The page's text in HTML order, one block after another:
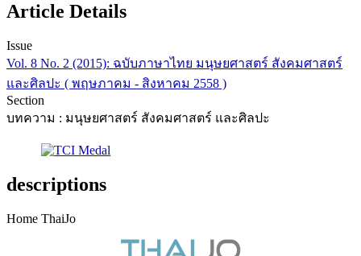
Article Details
Issue
Vol. 8 No. 2 (2015): ฉบับภาษาไทย มนุษยศาสตร์ สังคมศาสตร์
และศิลปะ ( พฤษภาคม - สิงหาคม 2558 )
Section
บทความ : มนุษยศาสตร์ สังคมศาสตร์ และศิลปะ
descriptions
Home ThaiJo